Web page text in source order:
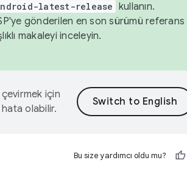
latest-release kullanın.
gönderilen en son sürümü referans
makaleyi inceleyin.
için
olabilir.
Bu size yardımcı oldu mu?